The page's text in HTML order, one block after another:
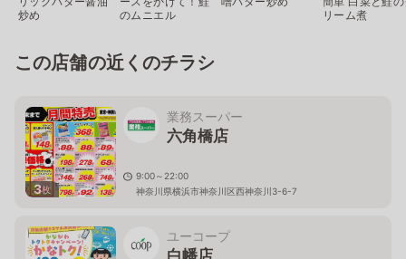
炒め
のムニエル
リーム煮
この店舗の近くのチラシ
3枚
業務スーパー
六角橋店
9:00～22:00
神奈川県横浜市神奈川区西神奈川3-6-7
ユーコープ